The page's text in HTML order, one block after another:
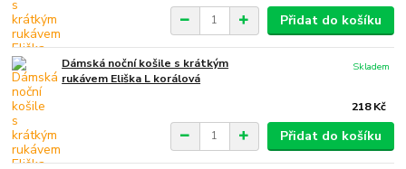
Přidat do košíku
Dámská noční košile s krátkým
rukávem Eliška L korálová
218 Kč
Skladem
Přidat do košíku